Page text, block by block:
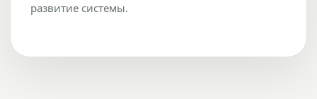
развитие системы.